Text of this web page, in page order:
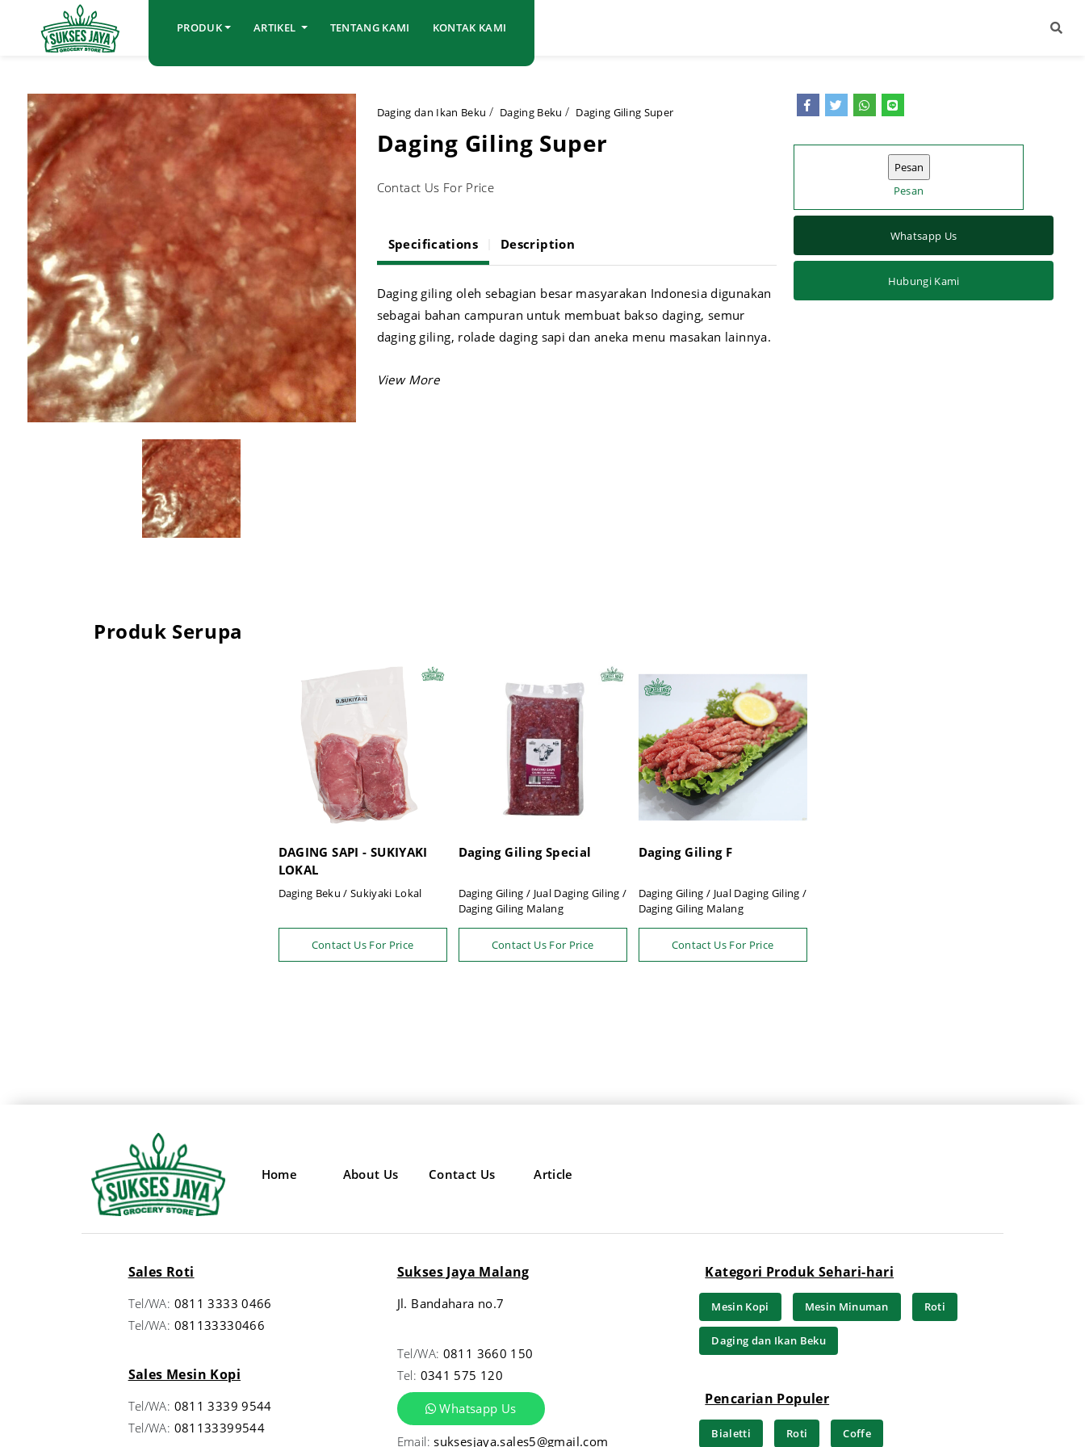
PRODUK ARTIKEL TENTANG KAMI KONTAK KAMI
Daging dan Ikan Beku Daging Beku Daging Giling Super
Daging Giling Super
Contact Us For Price
Specifications Description
Daging giling oleh sebagian besar masyarakan Indonesia digunakan
sebagai bahan campuran untuk membuat bakso daging, semur
daging giling, rolade daging sapi dan aneka menu masakan lainnya.
Sukses Jaya sebagai salah satu supermarket yang ternama di kota
kebutuhan Anda lainnya.
Segera belanja kebutuhan rumah tangga Andaa di Sukses Jayadan
dapatkan diskon menarik dari kami.
Pesan
Whatsapp Us
Hubungi Kami
Produk Serupa
DAGING SAPI - SUKIYAKI
LOKAL
Daging Beku / Sukiyaki Lokal
Contact Us For Price
Daging Giling Special
Daging Giling / Jual Daging Giling /
Daging Giling Malang
Contact Us For Price
Daging Giling F
Daging Giling / Jual Daging Giling /
Daging Giling Malang
Contact Us For Price
Home About Us Contact Us Article
Sales Roti
Tel/WA: 0811 3333 0466
Tel/WA: 081133330466
Sales Mesin Kopi
Tel/WA: 0811 3339 9544
Tel/WA: 081133399544
Sukses Jaya Malang
Jl. Bandahara no.7
Tel/WA: 0811 3660 150
Tel: 0341 575 120
Whatsapp Us
Email: suksesjaya.sales5@gmail.com
Kategori Produk Sehari-hari
Mesin Kopi Mesin Minuman Roti
Daging dan Ikan Beku
Pencarian Populer
Bialetti Roti Coffe